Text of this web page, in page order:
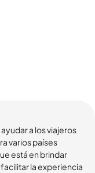
a los viajeros
varios países
está en brindar
la experiencia